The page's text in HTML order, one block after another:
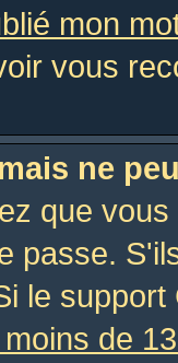
mon
vous
ne
que
passe.
le
de